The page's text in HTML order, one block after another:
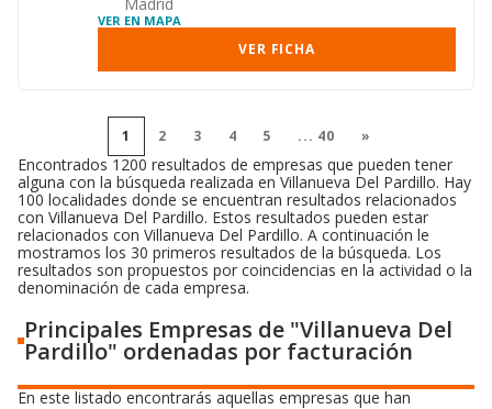
VER EN MAPA
VER FICHA
1 2 3 4 5 ... 40 »
Encontrados 1200 resultados de empresas que pueden tener
alguna con la búsqueda realizada en Villanueva Del Pardillo. Hay
100 localidades donde se encuentran resultados relacionados
con Villanueva Del Pardillo. Estos resultados pueden estar
relacionados con Villanueva Del Pardillo. A continuación le
mostramos los 30 primeros resultados de la búsqueda. Los
resultados son propuestos por coincidencias en la actividad o la
denominación de cada empresa.
Principales Empresas de "Villanueva Del
Pardillo" ordenadas por facturación
En este listado encontrarás aquellas empresas que han